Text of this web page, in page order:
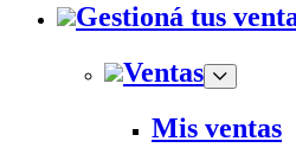
Gestioná tus
Ventas
Mis ventas